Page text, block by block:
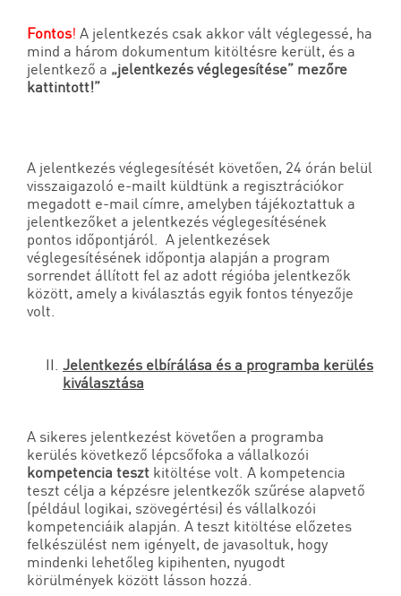
Fontos!A jelentkezés csak akkor vált véglegessé, ha
mind a három dokumentum kitöltésre került, és a
jelentkező a„jelentkezés véglegesítése” mezőre
kattintott!”
A jelentkezés véglegesítését követően, 24 órán belül
visszaigazoló e-mailt küldtünk a regisztrációkor
megadott e-mail címre, amelyben tájékoztattuk a
jelentkezőket a jelentkezés véglegesítésének
pontos időpontjáról. A jelentkezések
véglegesítésének időpontja alapján a program
sorrendet állított fel az adott régióba jelentkezők
között, amely a kiválasztás egyik fontos tényezője
volt.
Jelentkezés elbírálása és a programba kerülés
kiválasztása
A sikeres jelentkezést követően a programba
kerülés következő lépcsőfoka a vállalkozói
kompetencia tesztkitöltése volt. A kompetencia
teszt célja a képzésre jelentkezők szűrése alapvető
(például logikai, szövegértési) és vállalkozói
kompetenciáik alapján. A teszt kitöltése előzetes
felkészülést nem igényelt, de javasoltuk, hogy
mindenki lehetőleg kipihenten, nyugodt
körülmények között lásson hozzá.